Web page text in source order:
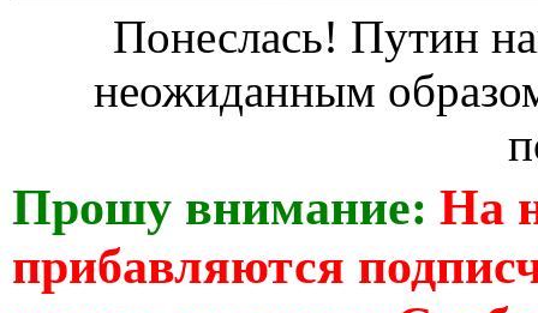
Понеслась! Путин
неожиданным
Прошу внимание: На
прибавляются